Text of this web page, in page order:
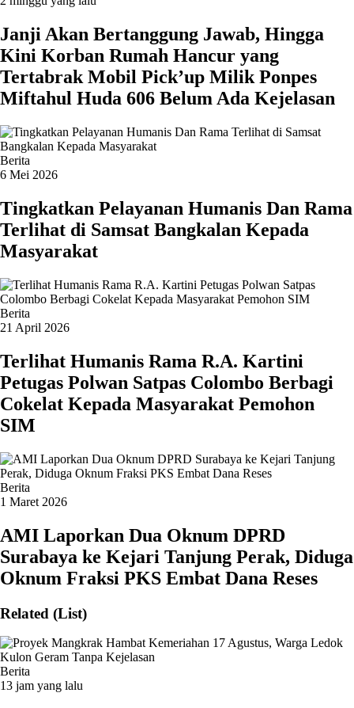
Janji Akan Bertanggung Jawab, Hingga
Kini Korban Rumah Hancur yang
Tertabrak Mobil Pick’up Milik Ponpes
Miftahul Huda 606 Belum Ada Kejelasan
Berita
6 Mei 2026
Tingkatkan Pelayanan Humanis Dan Rama
Terlihat di Samsat Bangkalan Kepada
Masyarakat
Berita
21 April 2026
Terlihat Humanis Rama R.A. Kartini
Petugas Polwan Satpas Colombo Berbagi
Cokelat Kepada Masyarakat Pemohon
SIM
Berita
1 Maret 2026
AMI Laporkan Dua Oknum DPRD
Surabaya ke Kejari Tanjung Perak, Diduga
Oknum Fraksi PKS Embat Dana Reses
Related (List)
Berita
13 jam yang lalu